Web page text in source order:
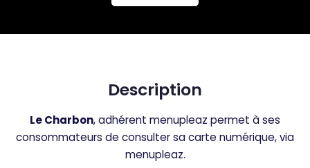
Description
Le Charbon, adhérent menupleaz permet à ses
consommateurs de consulter sa carte numérique, via
menupleaz.